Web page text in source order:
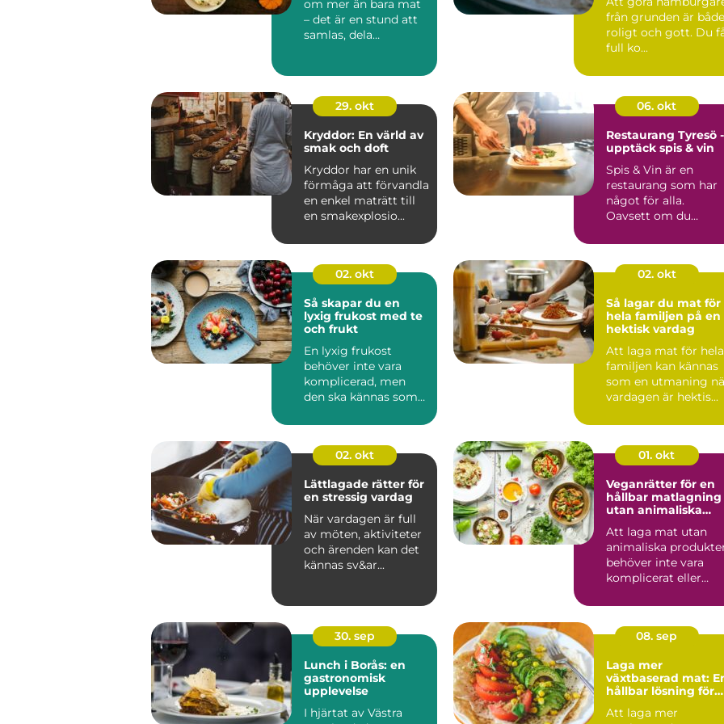
om mer än bara mat
– det är en stund att
samlas, dela
från grunden är både
roligt och gott. Du
full ko...
29. okt
Kryddor: En värld av
smak och doft
Kryddor har en unik
förmåga att förvandla
en enkel maträtt till
en smakexplosio...
06. okt
Restaurang Tyresö -
upptäck spis & vin
Spis & Vin är en
restaurang som har
något för alla.
Oavsett om du
02. okt
Så skapar du en
lyxig frukost med te
och frukt
En lyxig frukost
behöver inte vara
komplicerad, men
den ska kännas som
02. okt
Så lagar du mat för
hela familjen på en
hektisk vardag
Att laga mat för hela
familjen kan kännas
som en utmaning
vardagen är hektis...
02. okt
Lättlagade rätter för
en stressig vardag
När vardagen är full
av möten, aktiviteter
och ärenden kan det
kännas sv&ar...
01. okt
Veganrätter för en
hållbar matlagning
utan animaliska
Att laga mat utan
animaliska
behöver inte vara
komplicerat eller
30. sep
Lunch i Borås: en
gastronomisk
upplevelse
I hjärtat av Västra
08. sep
Laga mer
växtbaserad mat:
hållbar lösning för
Att laga mer